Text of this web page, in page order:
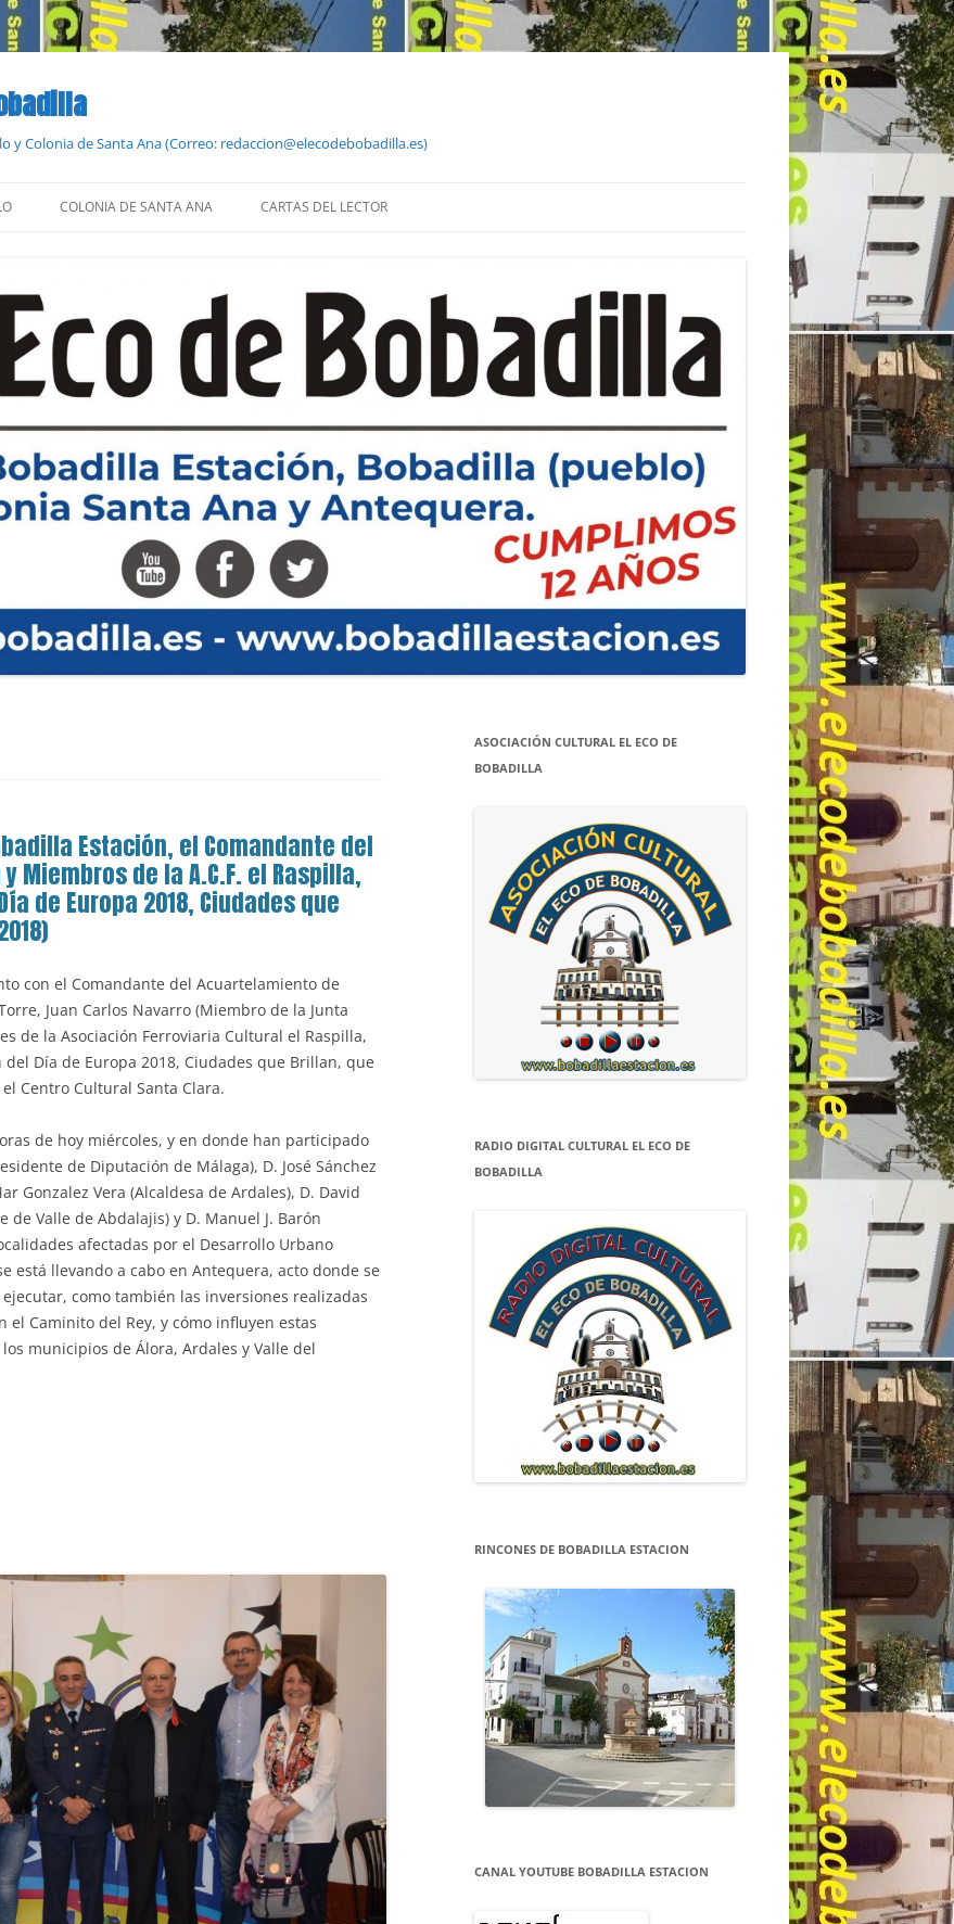
y Colonia de Santa Ana (Correo: redaccion@elecodebobadilla.es)
COLONIA DE SANTA ANA CARTAS DEL LECTOR
Estación, el Comandante del
Miembros de la A.C.F. el Raspilla,
de Europa 2018, Ciudades que
con el Comandante del Acuartelamiento de
Juan Carlos Navarro (Miembro de la Junta
de la Asociación Ferroviaria Cultural el Raspilla,
Día de Europa 2018, Ciudades que Brillan, que
Centro Cultural Santa Clara.
de hoy miércoles, y en donde han participado
de Diputación de Málaga), D. José Sánchez
Gonzalez Vera (Alcaldesa de Ardales), D. David
de Valle de Abdalajis) y D. Manuel J. Barón
afectadas por el Desarrollo Urbano
está llevando a cabo en Antequera, acto donde se
como también las inversiones realizadas
el Caminito del Rey, y cómo influyen estas
municipios de Álora, Ardales y Valle del
ASOCIACIÓN CULTURAL EL ECO DE
BOBADILLA
RADIO DIGITAL CULTURAL EL ECO DE
BOBADILLA
RINCONES DE BOBADILLA ESTACION
CANAL YOUTUBE BOBADILLA ESTACION